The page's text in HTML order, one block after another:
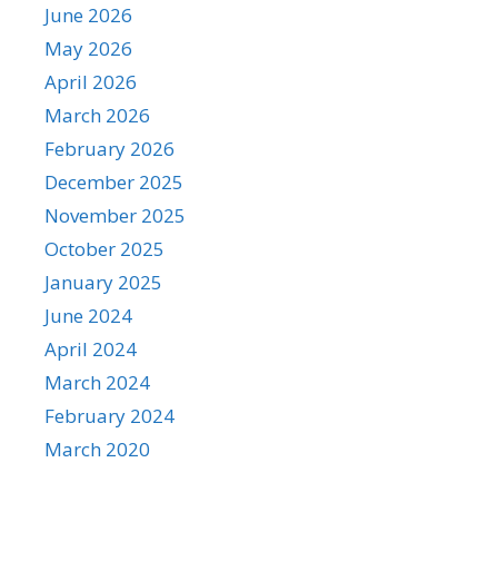
June 2026
May 2026
April 2026
March 2026
February 2026
December 2025
November 2025
October 2025
January 2025
June 2024
April 2024
March 2024
February 2024
March 2020